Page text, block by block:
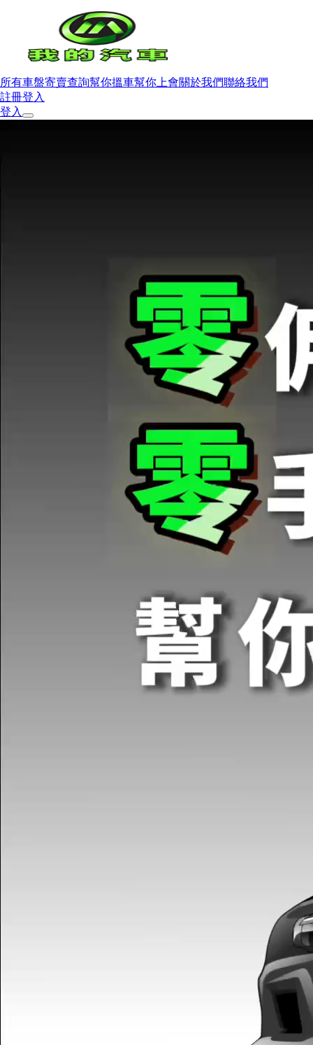
所有車盤寄賣查詢幫你搵車幫你上會關於我們聯絡我們
註冊登入
登入